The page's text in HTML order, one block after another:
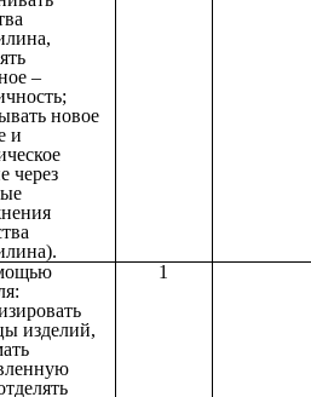
–
новое
и
через
изделий,
1